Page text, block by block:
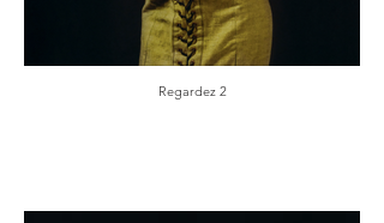
Regardez 2